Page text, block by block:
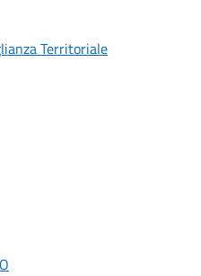
Territoriale